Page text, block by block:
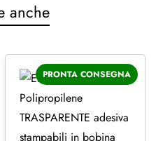
anche
PRONTA CONSEGNA